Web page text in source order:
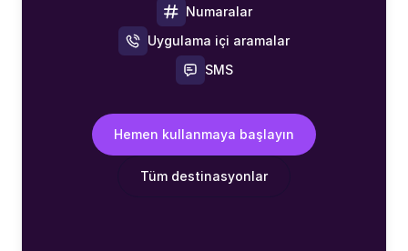
Numaralar
Uygulama içi aramalar
SMS
Hemen kullanmaya başlayın
Tüm destinasyonlar